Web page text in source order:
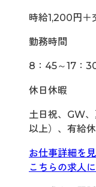
時給1,200円＋
勤務時間
8：45～17：
休日休暇
土日祝、GW
以上）、有給
お仕事詳細を
こちらの求人